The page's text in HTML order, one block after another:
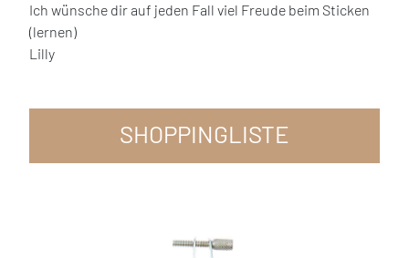
Ich wünsche dir auf jeden Fall viel Freude beim Sticken
(lernen)
Lilly
SHOPPINGLISTE